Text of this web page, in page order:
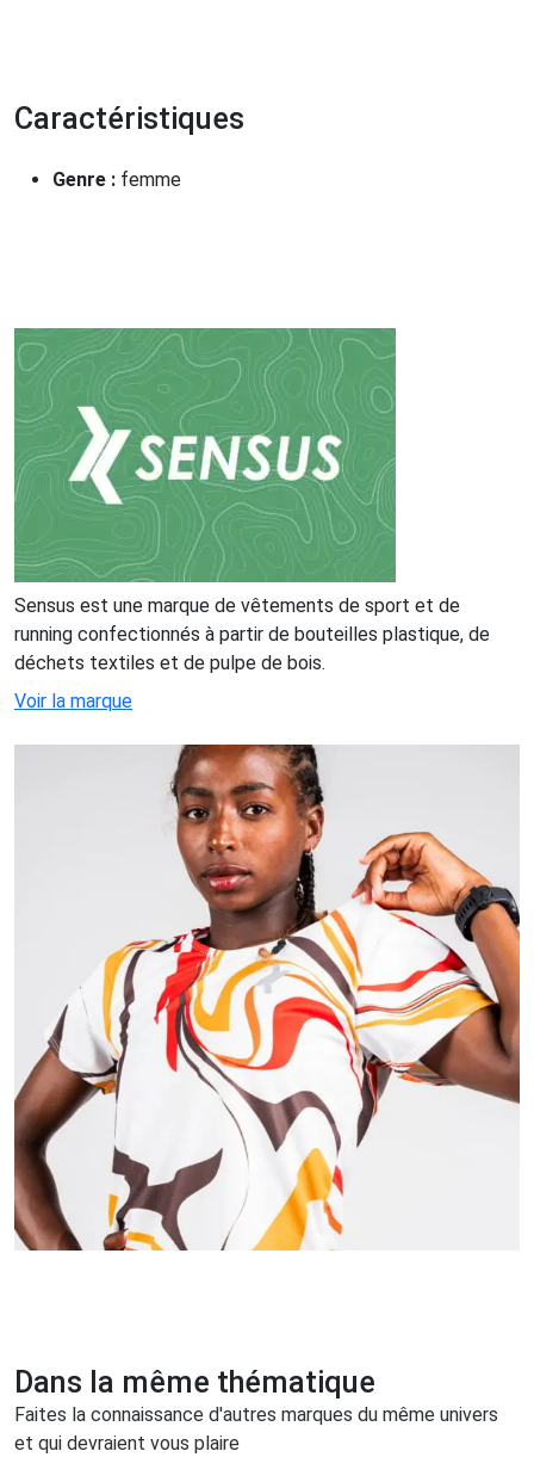
Caractéristiques
Genre : femme
Sensus est une marque de vêtements de sport et de
running confectionnés à partir de bouteilles plastique, de
déchets textiles et de pulpe de bois.
Voir la marque
Dans la même thématique
Faites la connaissance d'autres marques du même univers
et qui devraient vous plaire